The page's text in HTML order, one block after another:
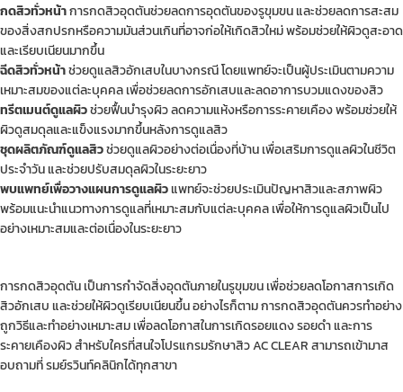
กดสิวทั่วหน้าการกดสิวอุดตันช่วยลดการอุดตันของรูขุมขน และช่วยลดการสะสม
ของสิ่งสกปรกหรือความมันส่วนเกินที่อาจก่อให้เกิดสิวใหม่ พร้อมช่วยให้ผิวดูสะอาด
และเรียบเนียนมากขึ้น
ฉีดสิวทั่วหน้าช่วยดูแลสิวอักเสบในบางกรณี โดยแพทย์จะเป็นผู้ประเมินตามความ
เหมาะสมของแต่ละบุคคล เพื่อช่วยลดการอักเสบและลดอาการบวมแดงของสิว
ทรีตเมนต์ดูแลผิวช่วยฟื้นบำรุงผิว ลดความแห้งหรือการระคายเคือง พร้อมช่วยให้
ผิวดูสมดุลและแข็งแรงมากขึ้นหลังการดูแลสิว
ชุดผลิตภัณฑ์ดูแลสิวช่วยดูแลผิวอย่างต่อเนื่องที่บ้าน เพื่อเสริมการดูแลผิวในชีวิต
ประจำวัน และช่วยปรับสมดุลผิวในระยะยาว
พบแพทย์เพื่อวางแผนการดูแลผิวแพทย์จะช่วยประเมินปัญหาสิวและสภาพผิว
พร้อมแนะนำแนวทางการดูแลที่เหมาะสมกับแต่ละบุคคล เพื่อให้การดูแลผิวเป็นไป
อย่างเหมาะสมและต่อเนื่องในระยะยาว
การกดสิวอุดตัน เป็นการกำจัดสิ่งอุดตันภายในรูขุมขน เพื่อช่วยลดโอกาสการเกิด
สิวอักเสบ และช่วยให้ผิวดูเรียบเนียนขึ้น อย่างไรก็ตาม การกดสิวอุดตันควรทำอย่าง
ถูกวิธีและทำอย่างเหมาะสม เพื่อลดโอกาสในการเกิดรอยแดง รอยดำ และการ
ระคายเคืองผิว สำหรับใครที่สนใจโปรแกรมรักษาสิว AC CLEAR สามารถเข้ามาส
อบถามที่ รมย์รวินท์คลินิกได้ทุกสาขา